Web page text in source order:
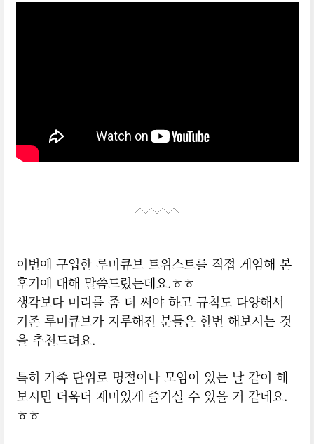
이번에 구입한 루미큐브 트위스트를 직접 게임해 본
후기에 대해 말씀드렸는데요.ㅎㅎ
생각보다 머리를 좀 더 써야 하고 규칙도 다양해서
기존 루미큐브가 지루해진 분들은 한번 해보시는 것
을 추천드려요.
특히 가족 단위로 명절이나 모임이 있는 날 같이 해
보시면 더욱더 재미있게 즐기실 수 있을 거 같네요.
ㅎㅎ